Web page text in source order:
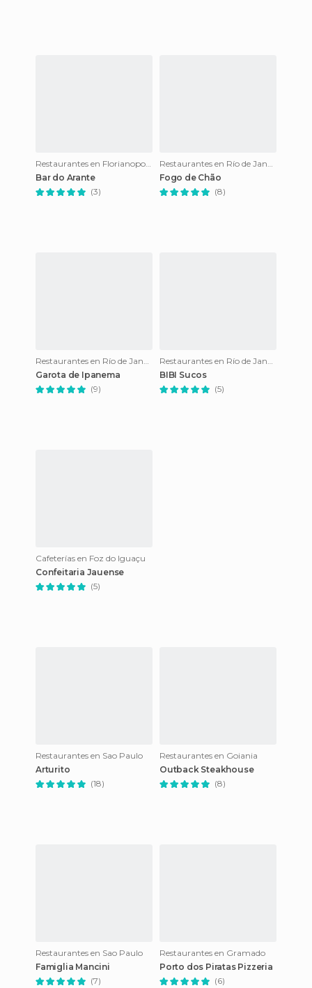
Restaurantes en Florianopolis
Bar do Arante
(3)
Restaurantes en Río de Janeiro
Fogo de Chão
(8)
Restaurantes en Río de Janeiro
Garota de Ipanema
(9)
Restaurantes en Río de Janeiro
BIBI Sucos
(5)
Cafeterías en Foz do Iguaçu
Confeitaria Jauense
(5)
Restaurantes en Sao Paulo
Arturito
(18)
Restaurantes en Goiania
Outback Steakhouse
(8)
Restaurantes en Sao Paulo
Famiglia Mancini
(7)
Restaurantes en Gramado
Porto dos Piratas Pizzeria
(6)